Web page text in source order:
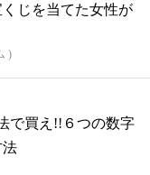
くじを当てた女性が
)
で買え!!６つの数字
法